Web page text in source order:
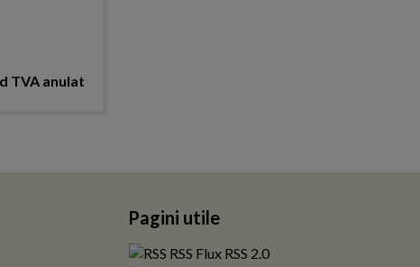
TVA anulat
Pagini utile
RSS Flux RSS 2.0